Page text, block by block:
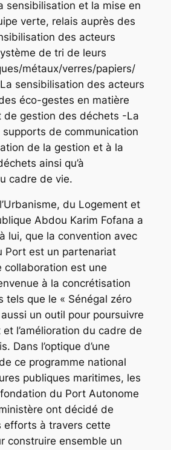
sensibilisation et la mise en
verte, relais auprès des
des acteurs
de tri de leurs
métaux/verres/papiers/
sensibilisation des acteurs
éco-gestes en matière
de gestion des déchets -La
de communication
de la gestion et à la
ainsi qu’à
cadre de vie.
du Logement et
Abdou Karim Fofana a
lui, que la convention avec
Port est un partenariat
collaboration est une
à la concrétisation
tels que le « Sénégal zéro
un outil pour poursuivre
et l’amélioration du cadre de
Dans l’optique d’une
ce programme national
publiques maritimes, les
du Port Autonome
ont décidé de
efforts à travers cette
construire ensemble un